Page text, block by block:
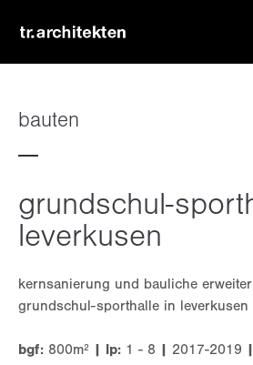
passwort
register lost your password?
support
bauten
grundschul-
leverkusen
kernsanierung und bauliche
grundschul-sporthalle in leverkusen
bgf: 800m² | lp: 1 - 8 2017-2019